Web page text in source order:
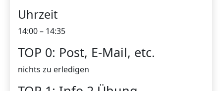
Uhrzeit
14:00 – 14:35
TOP 0: Post, E-Mail, etc.
nichts zu erledigen